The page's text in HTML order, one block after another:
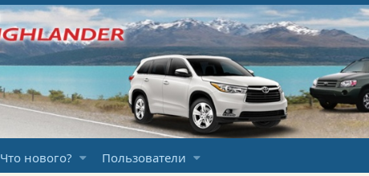
Что нового? Пользователи